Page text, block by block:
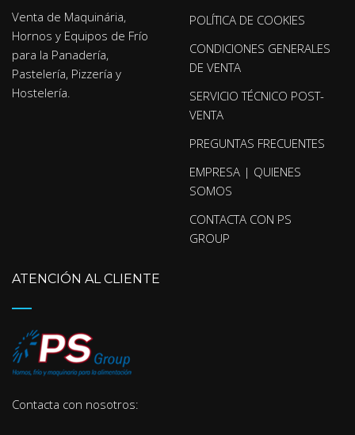
Venta de Maquinária,
Hornos y Equipos de Frío
para la Panadería,
Pastelería, Pizzería y
Hostelería.
POLÍTICA DE COOKIES
CONDICIONES GENERALES
DE VENTA
SERVICIO TÉCNICO POST-
VENTA
PREGUNTAS FRECUENTES
EMPRESA | QUIENES
SOMOS
CONTACTA CON PS
GROUP
ATENCIÓN AL CLIENTE
Contacta con nosotros: